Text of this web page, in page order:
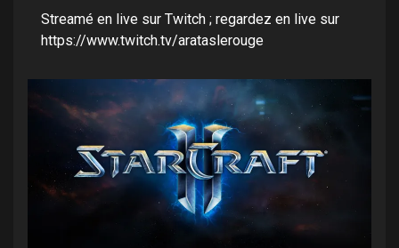
Streamé en live sur Twitch ; regardez en live sur
https://www.twitch.tv/arataslerouge